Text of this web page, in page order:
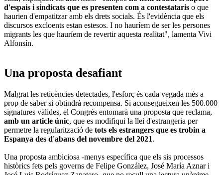
d'espais i sindicats que es presenten com a contestataris o que
haurien d'empatitzar amb els drets socials. És l'evidència que els
discursos excloents estan estesos. I no hauríem de ser les persones
migrants les que hauríem de revertir aquesta realitat", lamenta Vivi
Alfonsín.
Una proposta desafiant
Malgrat les reticències detectades, l'esforç és cada vegada més a
prop de saber si obtindrà recompensa. Si aconsegueixen les 500.000
signatures vàlides, el Congrés entomarà una proposta que reclama,
amb un article únic, que es modifiqui la llei d'estrangeria per
permetre la regularització de tots els estrangers que es trobin a
Espanya des d'abans del novembre del 2021.
Una proposta ambiciosa -menys específica que els sis processos
històrics fets pels governs de Felipe González, José María Aznar i